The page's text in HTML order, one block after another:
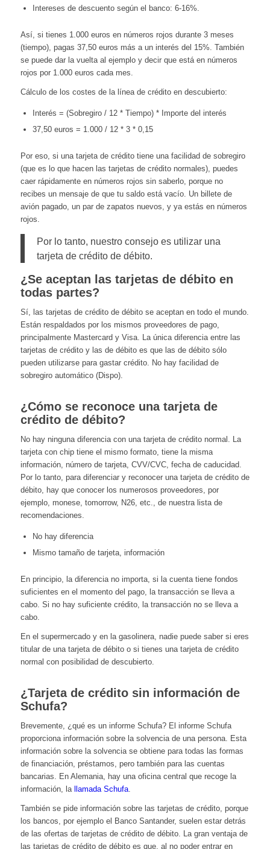
Intereses de descuento según el banco: 6-16%.
Así, si tienes 1.000 euros en números rojos durante 3 meses
(tiempo), pagas 37,50 euros más a un interés del 15%. También
se puede dar la vuelta al ejemplo y decir que está en números
rojos por 1.000 euros cada mes.
Cálculo de los costes de la línea de crédito en descubierto:
Interés = (Sobregiro / 12 * Tiempo) * Importe del interés
37,50 euros = 1.000 / 12 * 3 * 0,15
Por eso, si una tarjeta de crédito tiene una facilidad de sobregiro
(que es lo que hacen las tarjetas de crédito normales), puedes
caer rápidamente en números rojos sin saberlo, porque no
recibes un mensaje de que tu saldo está vacío. Un billete de
avión pagado, un par de zapatos nuevos, y ya estás en números
rojos.
Por lo tanto, nuestro consejo es utilizar una
tarjeta de crédito de débito.
¿Se aceptan las tarjetas de débito en
todas partes?
Sí, las tarjetas de crédito de débito se aceptan en todo el mundo.
Están respaldados por los mismos proveedores de pago,
principalmente Mastercard y Visa. La única diferencia entre las
tarjetas de crédito y las de débito es que las de débito sólo
pueden utilizarse para gastar crédito. No hay facilidad de
sobregiro automático (Dispo).
¿Cómo se reconoce una tarjeta de
crédito de débito?
No hay ninguna diferencia con una tarjeta de crédito normal. La
tarjeta con chip tiene el mismo formato, tiene la misma
información, número de tarjeta, CVV/CVC, fecha de caducidad.
Por lo tanto, para diferenciar y reconocer una tarjeta de crédito de
débito, hay que conocer los numerosos proveedores, por
ejemplo, monese, tomorrow, N26, etc., de nuestra lista de
recomendaciones.
No hay diferencia
Mismo tamaño de tarjeta, información
En principio, la diferencia no importa, si la cuenta tiene fondos
suficientes en el momento del pago, la transacción se lleva a
cabo. Si no hay suficiente crédito, la transacción no se lleva a
cabo.
En el supermercado y en la gasolinera, nadie puede saber si eres
titular de una tarjeta de débito o si tienes una tarjeta de crédito
normal con posibilidad de descubierto.
¿Tarjeta de crédito sin información de
Schufa?
Brevemente, ¿qué es un informe Schufa? El informe Schufa
proporciona información sobre la solvencia de una persona. Esta
información sobre la solvencia se obtiene para todas las formas
de financiación, préstamos, pero también para las cuentas
bancarias. En Alemania, hay una oficina central que recoge la
información, la llamada Schufa.
También se pide información sobre las tarjetas de crédito, porque
los bancos, por ejemplo el Banco Santander, suelen estar detrás
de las ofertas de tarjetas de crédito de débito. La gran ventaja de
las tarjetas de crédito de débito es que, al no poder entrar en